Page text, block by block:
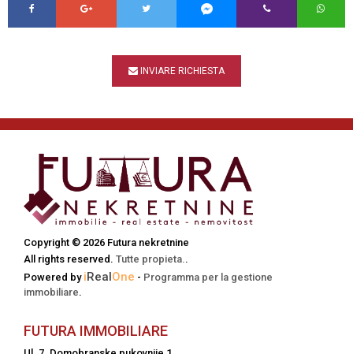
INVIARE RICHIESTA
Copyright © 2026 Futura nekretnine
All rights reserved. Tutte propieta..
Powered by iReal One - Programma per la gestione
immobiliare.
FUTURA IMMOBILIARE